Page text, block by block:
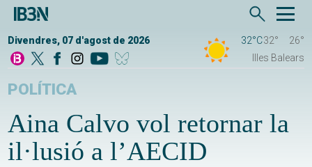
Divendres, 07 d'agost de 2026 32°C32°
26°
Illes Balears
POLÍTICA
Aina Calvo vol retornar la
il·lusió a l’AECID